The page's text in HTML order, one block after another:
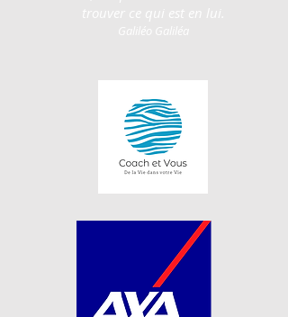
trouver ce qui est en lui.
Galiléo Galiléa